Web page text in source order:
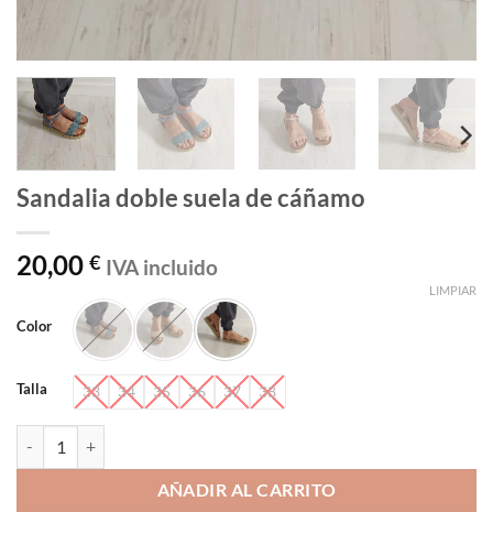
Sandalia doble suela de cáñamo
20,00 € IVA incluido
Color
Talla 33 34 35 36 37 38
LIMPIAR
AÑADIR AL CARRITO